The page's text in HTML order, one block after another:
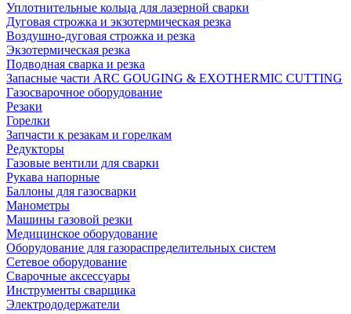
Уплотнительные кольца для лазерной сварки
Дуговая строжка и экзотермическая резка
Воздушно-дуговая строжка и резка
Экзотермическая резка
Подводная сварка и резка
Запасные части ARC GOUGING & EXOTHERMIC CUTTING
Газосварочное оборудование
Резаки
Горелки
Запчасти к резакам и горелкам
Редукторы
Газовые вентили для сварки
Рукава напорные
Баллоны для газосварки
Манометры
Машины газовой резки
Медицинское оборудование
Оборудование для газораспределительных систем
Сетевое оборудование
Сварочные аксессуары
Инструменты сварщика
Электрододержатели